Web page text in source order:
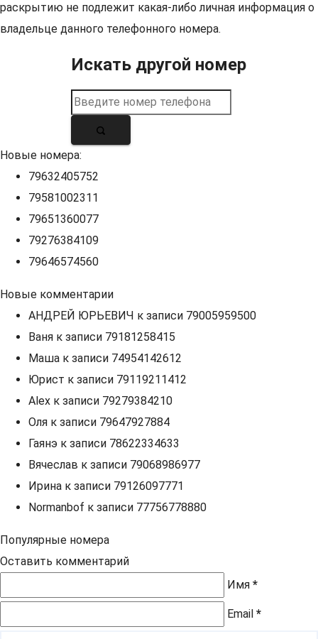
раскрытию не подлежит какая-либо личная информация о
владельце данного телефонного номера.
Искать другой номер
Новые номера:
79632405752
79581002311
79651360077
79276384109
79646574560
Новые комментарии
АНДРЕЙ ЮРЬЕВИЧ к записи 79005959500
Ваня к записи 79181258415
Маша к записи 74954142612
Юрист к записи 79119211412
Alex к записи 79279384210
Оля к записи 79647927884
Гаянэ к записи 78622334633
Вячеслав к записи 79068986977
Ирина к записи 79126097771
Normanbof к записи 77756778880
Популярные номера
Оставить комментарий
Имя *
Email *